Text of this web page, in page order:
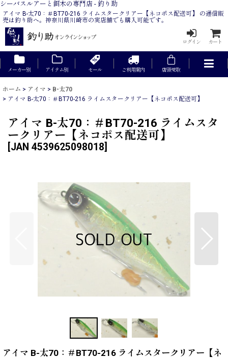
シーバスルアーと餌木の専門店 - 釣り助
アイマ B-太70：＃BT70-216 ライムスタークリアー【ネコポス配送可】 の通信販
売は釣り助へ。神奈川県川崎市の実店舗でも購入可能です。
ログイン カート
メーカー別 アイテム別 セール ご利用案内 店頭受取
ホーム > アイマ > B-太70
> アイマ B-太70：＃BT70-216 ライムスタークリアー【ネコポス配送可】
アイマ B-太70：＃BT70-216 ライムスタ
ークリアー【ネコポス配送可】
JAN 4539625098018
アイマ B-太70：＃BT70-216 ライムスタークリアー【ネ